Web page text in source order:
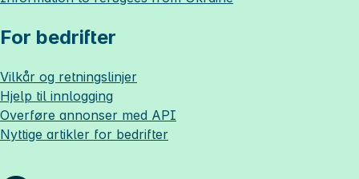
For bedrifter
Vilkår og retningslinjer
Hjelp til innlogging
Overføre annonser med API
Nyttige artikler for bedrifter